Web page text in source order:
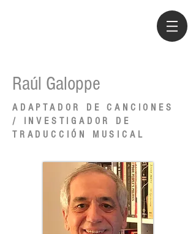
Raúl Galoppe
ADAPTADOR DE CANCIONES
/ INVESTIGADOR DE
TRADUCCIÓN MUSICAL